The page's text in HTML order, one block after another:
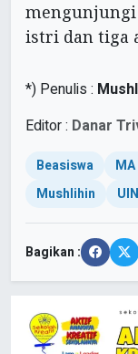
istri dan tiga
*) Penulis :
Editor : Danar
Beasiswa
Mushlihin
Bagikan :